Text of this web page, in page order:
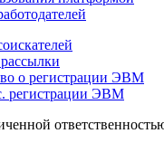
о регистрации ЭВМ
регистрации ЭВМ